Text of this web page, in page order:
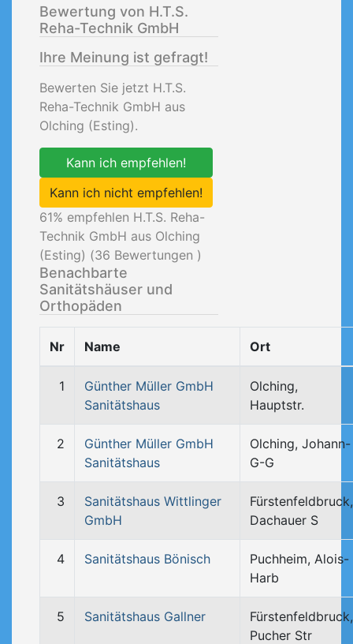
Bewertung von H.T.S.
Reha-Technik GmbH
Ihre Meinung ist gefragt!
Bewerten Sie jetzt H.T.S.
Reha-Technik GmbH aus
Olching (Esting).
Kann ich empfehlen!
Kann ich nicht empfehlen!
61% empfehlen H.T.S. Reha-
Technik GmbH aus Olching
(Esting) (36 Bewertungen )
Benachbarte
Sanitätshäuser und
Orthopäden
Nr Name Ort
1
Günther Müller GmbH
Sanitätshaus
Olching,
Hauptstr.
2
Günther Müller GmbH
Sanitätshaus
Olching, Johann-
G-G
3
Sanitätshaus Wittlinger
GmbH
Fürstenfeldbruck,
Dachauer S
4 Sanitätshaus Bönisch
Puchheim, Alois-
Harb
5 Sanitätshaus Gallner
Fürstenfeldbruck,
Pucher Str